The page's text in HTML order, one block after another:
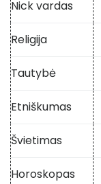
Nick vardas
Religija
Tautybė
Etniškumas
Švietimas
Horoskopas